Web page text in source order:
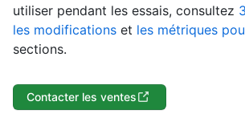
utiliser pendant les essais, consultez
les modifications et les métriques
sections.
Contacter les ventes